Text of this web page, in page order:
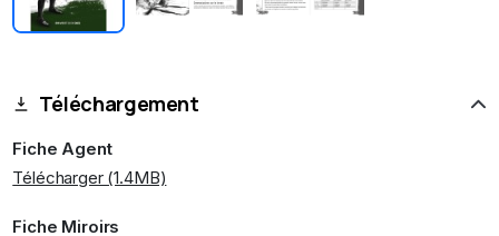
Téléchargement
Fiche Agent
Télécharger (1.4MB)
Fiche Miroirs